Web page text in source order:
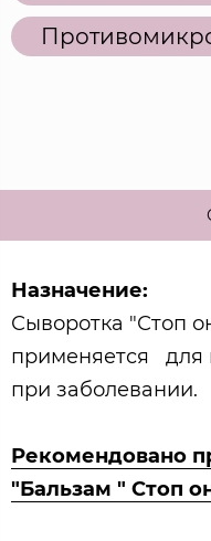
Назначение:
Сыворотка "Стоп
применяется для
при заболевании.
Рекомендовано
"Бальзам " Стоп